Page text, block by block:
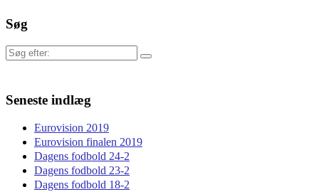
Søg
Søg
Seneste indlæg
Eurovision 2019
Eurovision finalen 2019
Dagens fodbold 24-2
Dagens fodbold 23-2
Dagens fodbold 18-2